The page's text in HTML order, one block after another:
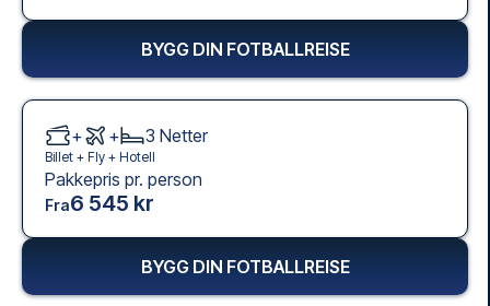
BYGG DIN FOTBALLREISE
+ + 3 Netter
Billet + Fly + Hotell
Pakkepris pr. person
Fra6 545 kr
BYGG DIN FOTBALLREISE